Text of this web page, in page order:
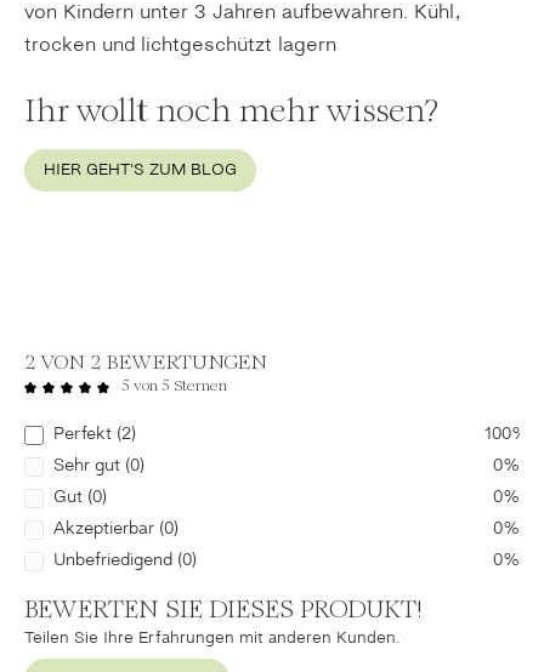
von Kindern unter 3 Jahren aufbewahren. Kühl,
trocken und lichtgeschützt lagern
Ihr wollt noch mehr wissen?
HIER GEHT'S ZUM BLOG
2 VON 2 BEWERTUNGEN
5 von 5 Sternen
Perfekt (2)
100%
Sehr gut (0)
0%
Gut (0)
0%
Akzeptierbar (0)
0%
Unbefriedigend (0)
0%
BEWERTEN SIE DIESES PRODUKT!
Teilen Sie Ihre Erfahrungen mit anderen Kunden.